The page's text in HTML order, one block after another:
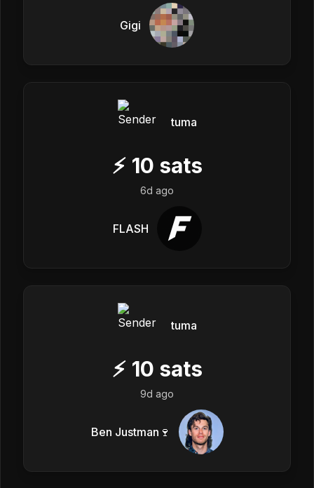
Gigi
tuma
⚡ 10 sats
6d ago
FLASH
tuma
⚡ 10 sats
9d ago
Ben Justman🍷